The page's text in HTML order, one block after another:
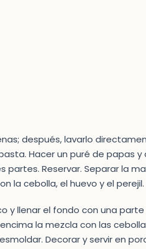
después, lavarlo
Hacer un puré de papas y
partes. Reservar. Separar la
la cebolla, el huevo y el perejil.
y llenar el fondo con una
la mezcla con las
Decorar y servir en